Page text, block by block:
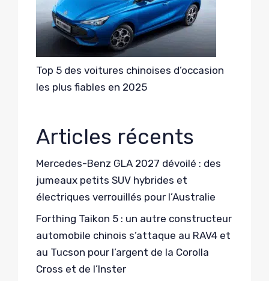
Top 5 des voitures chinoises d’occasion
les plus fiables en 2025
Articles récents
Mercedes-Benz GLA 2027 dévoilé : des
jumeaux petits SUV hybrides et
électriques verrouillés pour l’Australie
Forthing Taikon 5 : un autre constructeur
automobile chinois s’attaque au RAV4 et
au Tucson pour l’argent de la Corolla
Cross et de l’Inster